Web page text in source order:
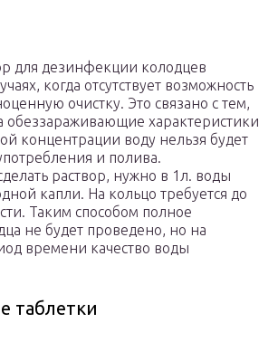
для дезинфекции колодцев
когда отсутствует возможность
очистку. Это связано с тем,
обеззараживающие характеристики
концентрации воду нельзя будет
и полива.
раствор, нужно в 1л. воды
капли. На кольцо требуется до
Таким способом полное
не будет проведено, но на
времени качество воды
таблетки